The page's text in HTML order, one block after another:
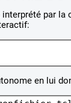
par la
en lui